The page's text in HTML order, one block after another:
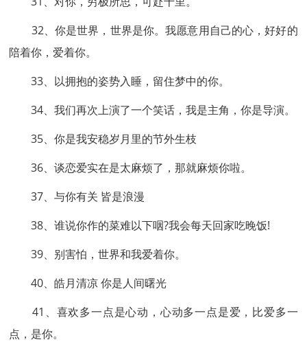
32、你是世界，世界是你。我愿意用自己的心，好好的
陪着你，爱着你。
33、以拥抱的姿势入睡，留住梦中的你。
34、我们再次上演了一个笑话，我是主角，你是导演。
35、你是我安稳岁月里的节外生枝
36、谈恋爱实在是太麻烦了，那就麻烦你啦。
37、与你有关 皆是浪漫
38、谁说你作的菜难以下咽?我会每天回家吃晚饭!
39、别害怕，世界和我爱着你。
40、皓月清凉 你是人间曙光
41、喜欢多一点是心动，心动多一点是爱，比爱多一
点，是你。